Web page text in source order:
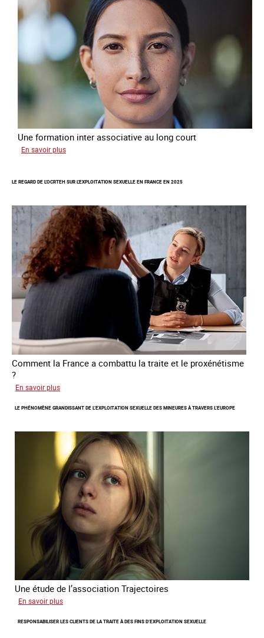
de
séjour
pour
les
victimes
traite
Une formation inter associative au long court
En savoir plus
la
et
l’autonomie
des
personnes
victimes
de
traite
LE REGARD DE L'OCRTEH SUR L'EXPLOITATION SEXUELLE EN FRANCE EN 2025
Comment la France a combattu la traite et le proxénétisme
?
En savoir plus
regard
l'OCRTEH
l'exploitation
sexuelle
en
France
2025
LE PHÉNOMÈNE GRANDISSANT DE L’EXPLOITATION SEXUELLE DES MINEURES À TRAVERS L’EUROPE
Une étude de l’association Trajectoires
En savoir plus
phénomène
RESPONSABILISER LES CLIENTS DE LA TRAITE À DES FINS D’EXPLOITATION SEXUELLE